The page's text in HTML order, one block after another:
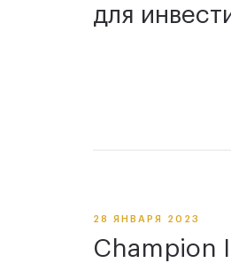
для
28 ЯНВАРЯ 2023
Champion